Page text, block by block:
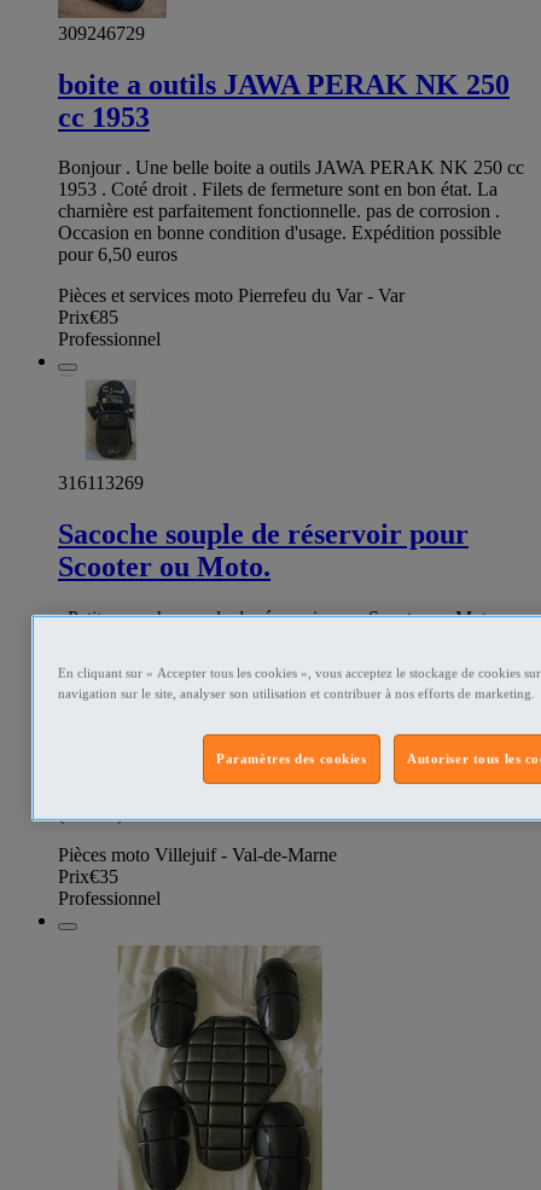
309246729
boite a outils JAWA PERAK NK 250
cc 1953
Bonjour . Une belle boite a outils JAWA PERAK NK 250 cc
1953 . Coté droit . Filets de fermeture sont en bon état. La
charnière est parfaitement fonctionnelle. pas de corrosion .
Occasion en bonne condition d'usage. Expédition possible
pour 6,50 euros
Pièces et services moto Pierrefeu du Var - Var
Prix€85
Professionnel
316113269
Sacoche souple de réservoir pour
Scooter ou Moto.
. Petite sacoche souple de réservoir pour Scooter ou Moto
sacoche. Avec deux poches extérieure pratiques transparentes
à l'avant vous permettant de facilement accéder à votre
avez rapidement besoin . Muni d'une poignée de transport.
Prix 35€ sans le port. me contacter pour plus d'informations et
(94800.)
Pièces moto Villejuif - Val-de-Marne
Prix€35
Professionnel
En cliquant sur « Accepter tous les cookies », vous acceptez le stockage de cookies
navigation sur le site, analyser son utilisation et contribuer à nos efforts de marketing.
Autoriser tous les
Paramètres des cookies